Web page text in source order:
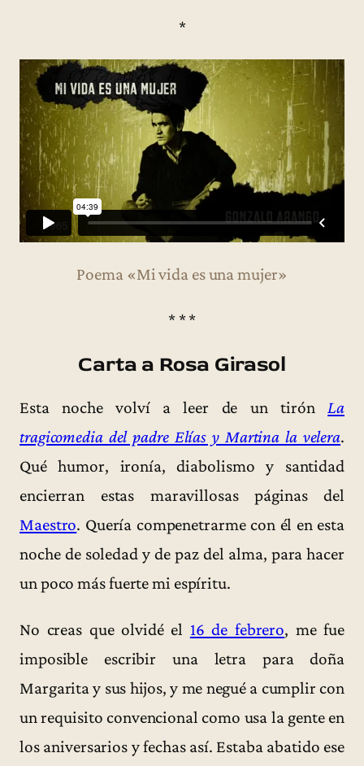
*
Poema «Mi vida es una mujer»
* * *
Carta a Rosa Girasol
Esta noche volví a leer de un tirónLa
tragicomedia del padre Elías y Martina la velera.
Qué humor, ironía, diabolismo y santidad
encierran estas maravillosas páginas del
Maestro. Quería compenetrarme con él en esta
noche de soledad y de paz del alma, para hacer
un poco más fuerte mi espíritu.
No creas que olvidé el 16 de febrero, me fue
imposible escribir una letra para doña
Margarita y sus hijos, y me negué a cumplir con
un requisito convencional como usa la gente en
los aniversarios y fechas así. Estaba abatido ese